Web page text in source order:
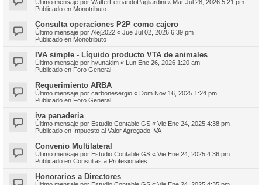
Último mensaje por WalterFernandoPagliardini « Mar Jul 28, 2026 5:21 pm
Publicado en Monotributo
Consulta operaciones P2P como cajero
Último mensaje por Alej2022 « Jue Jul 02, 2026 6:39 pm
Publicado en Monotributo
IVA simple - Líquido producto VTA de animales
Último mensaje por hyunakim « Lun Ene 26, 2026 1:20 am
Publicado en Foro General
Requerimiento ARBA
Último mensaje por carbonesergio « Dom Nov 16, 2025 1:24 pm
Publicado en Foro General
iva panaderia
Último mensaje por Estudio Contable GS « Vie Ene 24, 2025 4:38 pm
Publicado en Impuesto al Valor Agregado IVA
Convenio Multilateral
Último mensaje por Estudio Contable GS « Vie Ene 24, 2025 4:36 pm
Publicado en Consultas a Profesionales
Honorarios a Directores